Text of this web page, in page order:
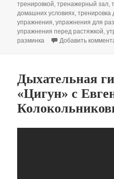
тренировкой ,тренажерный зал ,
домашних условиях ,тренировка
упражнения ,упражнения для
упражнения перед растяжкой ,
разминка
Добавить
Дыхательная
«Цигун» с